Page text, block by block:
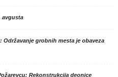
avgusta
Održavanje grobnih mesta je obaveza
Rekonstrukcija deonice